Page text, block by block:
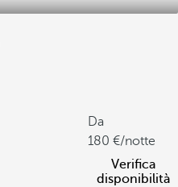
Da
180
/notte
Verifica
disponibilità